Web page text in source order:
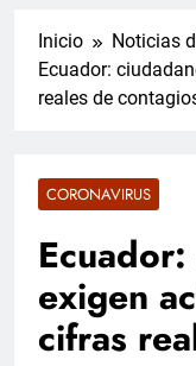
la
Inicio Noticias
Ecuador:
reales de
CORONAVIRUS
exigen
cifras